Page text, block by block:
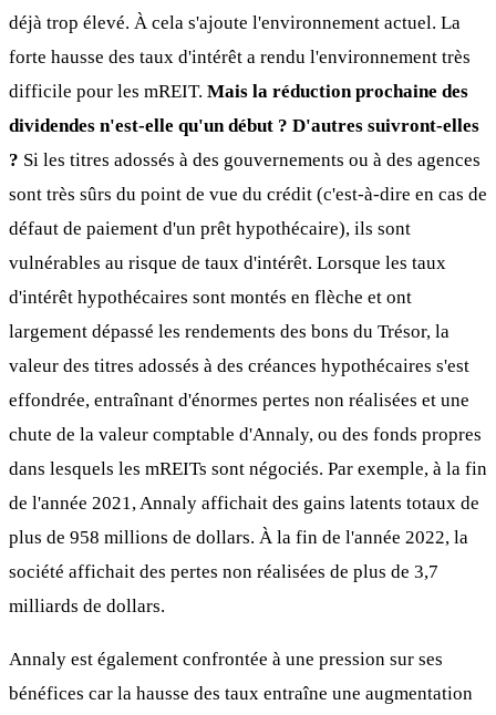
déjà trop élevé. À cela s'ajoute l'environnement actuel. La
forte hausse des taux d'intérêt a rendu l'environnement très
difficile pour les mREIT. Mais la réduction prochaine des
dividendes n'est-elle qu'un début ? D'autres suivront-elles
? Si les titres adossés à des gouvernements ou à des agences
sont très sûrs du point de vue du crédit (c'est-à-dire en cas de
défaut de paiement d'un prêt hypothécaire), ils sont
vulnérables au risque de taux d'intérêt. Lorsque les taux
d'intérêt hypothécaires sont montés en flèche et ont
largement dépassé les rendements des bons du Trésor, la
valeur des titres adossés à des créances hypothécaires s'est
effondrée, entraînant d'énormes pertes non réalisées et une
chute de la valeur comptable d'Annaly, ou des fonds propres
dans lesquels les mREITs sont négociés. Par exemple, à la fin
de l'année 2021, Annaly affichait des gains latents totaux de
plus de 958 millions de dollars. À la fin de l'année 2022, la
société affichait des pertes non réalisées de plus de 3,7
milliards de dollars.
Annaly est également confrontée à une pression sur ses
bénéfices car la hausse des taux entraîne une augmentation